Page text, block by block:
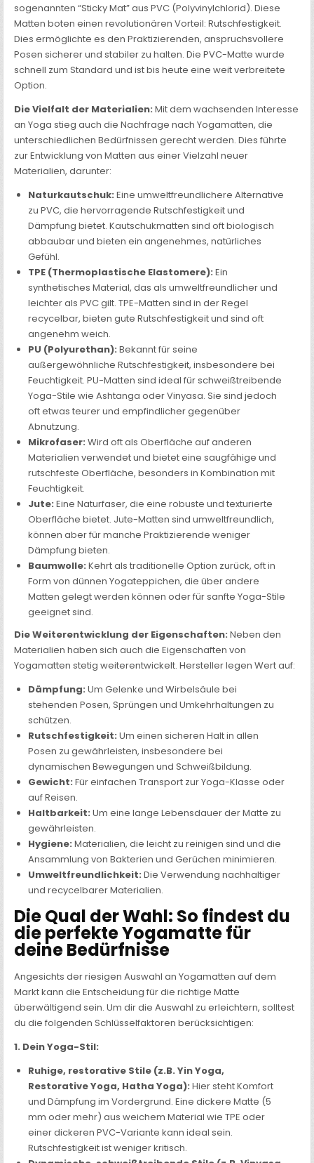
sogenannten “Sticky Mat” aus PVC (Polyvinylchlorid). Diese
Matten boten einen revolutionären Vorteil: Rutschfestigkeit.
Dies ermöglichte es den Praktizierenden, anspruchsvollere
Posen sicherer und stabiler zu halten. Die PVC-Matte wurde
schnell zum Standard und ist bis heute eine weit verbreitete
Option.
Die Vielfalt der Materialien: Mit dem wachsenden Interesse
an Yoga stieg auch die Nachfrage nach Yogamatten, die
unterschiedlichen Bedürfnissen gerecht werden. Dies führte
zur Entwicklung von Matten aus einer Vielzahl neuer
Materialien, darunter:
Naturkautschuk: Eine umweltfreundlichere Alternative
zu PVC, die hervorragende Rutschfestigkeit und
Dämpfung bietet. Kautschukmatten sind oft biologisch
abbaubar und bieten ein angenehmes, natürliches
Gefühl.
TPE (Thermoplastische Elastomere): Ein
synthetisches Material, das als umweltfreundlicher und
leichter als PVC gilt. TPE-Matten sind in der Regel
recycelbar, bieten gute Rutschfestigkeit und sind oft
angenehm weich.
PU (Polyurethan): Bekannt für seine
außergewöhnliche Rutschfestigkeit, insbesondere bei
Feuchtigkeit. PU-Matten sind ideal für schweißtreibende
Yoga-Stile wie Ashtanga oder Vinyasa. Sie sind jedoch
oft etwas teurer und empfindlicher gegenüber
Abnutzung.
Mikrofaser: Wird oft als Oberfläche auf anderen
Materialien verwendet und bietet eine saugfähige und
rutschfeste Oberfläche, besonders in Kombination mit
Feuchtigkeit.
Jute: Eine Naturfaser, die eine robuste und texturierte
Oberfläche bietet. Jute-Matten sind umweltfreundlich,
können aber für manche Praktizierende weniger
Dämpfung bieten.
Baumwolle: Kehrt als traditionelle Option zurück, oft in
Form von dünnen Yogateppichen, die über andere
Matten gelegt werden können oder für sanfte Yoga-Stile
geeignet sind.
Die Weiterentwicklung der Eigenschaften: Neben den
Materialien haben sich auch die Eigenschaften von
Yogamatten stetig weiterentwickelt. Hersteller legen Wert auf:
Dämpfung: Um Gelenke und Wirbelsäule bei
stehenden Posen, Sprüngen und Umkehrhaltungen zu
schützen.
Rutschfestigkeit: Um einen sicheren Halt in allen
Posen zu gewährleisten, insbesondere bei
dynamischen Bewegungen und Schweißbildung.
Gewicht: Für einfachen Transport zur Yoga-Klasse oder
auf Reisen.
Haltbarkeit: Um eine lange Lebensdauer der Matte zu
gewährleisten.
Hygiene: Materialien, die leicht zu reinigen sind und die
Ansammlung von Bakterien und Gerüchen minimieren.
Umweltfreundlichkeit: Die Verwendung nachhaltiger
und recycelbarer Materialien.
Die Qual der Wahl: So findest du
die perfekte Yogamatte für
deine Bedürfnisse
Angesichts der riesigen Auswahl an Yogamatten auf dem
Markt kann die Entscheidung für die richtige Matte
überwältigend sein. Um dir die Auswahl zu erleichtern, solltest
du die folgenden Schlüsselfaktoren berücksichtigen:
1. Dein Yoga-Stil:
Ruhige, restorative Stile (z.B. Yin Yoga,
Restorative Yoga, Hatha Yoga): Hier steht Komfort
und Dämpfung im Vordergrund. Eine dickere Matte (5
mm oder mehr) aus weichem Material wie TPE oder
einer dickeren PVC-Variante kann ideal sein.
Rutschfestigkeit ist weniger kritisch.